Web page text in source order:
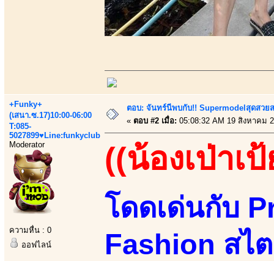
+Funky+
(เสนา.ซ.17)10:00-06:00
T:085-
5027899♥Line:funkyclub
Moderator
ความหื่น : 0
ออฟไลน์
ตอบ: จันทร์นีพบกับ!! Supermodelสุดสวย
« ตอบ #2 เมื่อ: 05:08:32 AM 19 สิงหาคม
((น้องเป่าเ
โดดเด่นกับ
Fashion สไ